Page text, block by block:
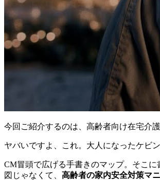
今回ご紹介するのは、高齢者向け在宅介
ヤバいですよ、これ。大人になったケビ
CM冒頭で広げる手書きのマップ。そこ
図じゃなくて、 高齢者の家内安全対策マ